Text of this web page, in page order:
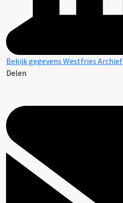
Bekijk gegevens Westfries Archief
Delen